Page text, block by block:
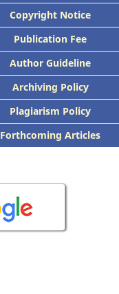
Copyright Notice
Publication Fee
Author Guideline
Archiving Policy
Plagiarism Policy
Forthcoming Articles